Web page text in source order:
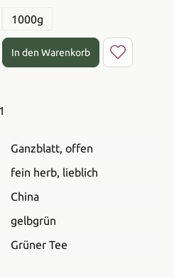
1000g
Wert ein oder benutze die
In den Warenkorb
Ganzblatt, offen
fein herb, lieblich
China
gelbgrün
Grüner Tee